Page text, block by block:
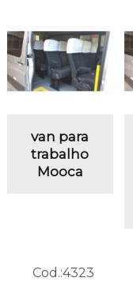
van para
trabalho
Mooca
Cod.:4323